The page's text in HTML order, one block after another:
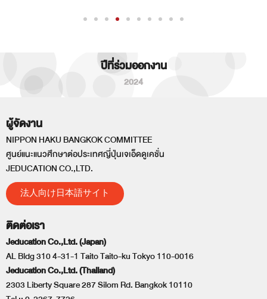
ปีที่ร่วมออกงาน
2024
ผู้จัดงาน
NIPPON HAKU BANGKOK COMMITTEE
ศูนย์แนะแนวศึกษาต่อประเทศญี่ปุ่นเจเอ็ดดูเคชั่น
JEDUCATION CO.,LTD.
法人向け日本語サイト
ติดต่อเรา
Jeducation Co.,Ltd. (Japan)
AL Bldg 310 4-31-1 Taito Taito-ku Tokyo 110-0016
Jeducation Co.,Ltd. (Thailand)
2303 Liberty Square 287 Silom Rd. Bangkok 10110